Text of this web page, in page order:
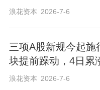
浪花资本 2026-7-6
三项A股新规今起施
块提前躁动，4日累
浪花资本 2026-7-6